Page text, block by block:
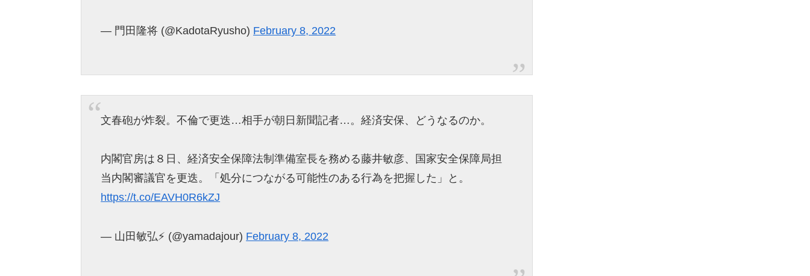
— 門田隆将 (@KadotaRyusho) February 8, 2022
文春砲が炸裂。不倫で更迭…相手が朝日新聞記者…。経済安保、どうなるのか。
内閣官房は８日、経済安全保障法制準備室長を務める藤井敏彦、国家安全保障局担
当内閣審議官を更迭。「処分につながる可能性のある行為を把握した」と。
https://t.co/EAVH0R6kZJ
— 山田敏弘⚡️ (@yamadajour) February 8, 2022